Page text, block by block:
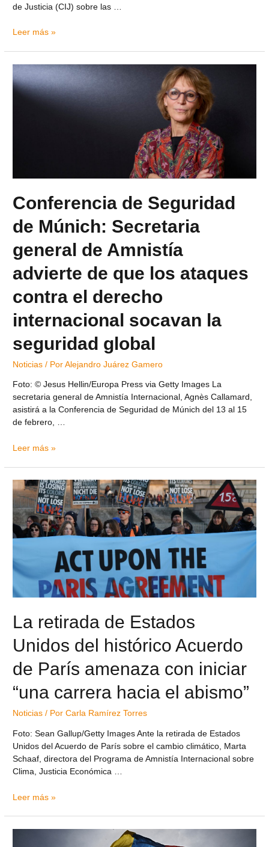
de Justicia (CIJ) sobre las …
Leer más »
Conferencia de Seguridad
de Múnich: Secretaria
general de Amnistía
advierte de que los ataques
contra el derecho
internacional socavan la
seguridad global
Noticias / PorAlejandro Juárez Gamero
Foto: © Jesus Hellin/Europa Press via Getty Images La
secretaria general de Amnistía Internacional, Agnès Callamard,
asistirá a la Conferencia de Seguridad de Múnich del 13 al 15
de febrero, …
Leer más »
La retirada de Estados
Unidos del histórico Acuerdo
de París amenaza con iniciar
“una carrera hacia el abismo”
Noticias / PorCarla Ramírez Torres
Foto: Sean Gallup/Getty Images Ante la retirada de Estados
Unidos del Acuerdo de París sobre el cambio climático, Marta
Schaaf, directora del Programa de Amnistía Internacional sobre
Clima, Justicia Económica …
Leer más »